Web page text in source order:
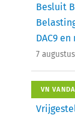
Besluit
DAC9
7
VN